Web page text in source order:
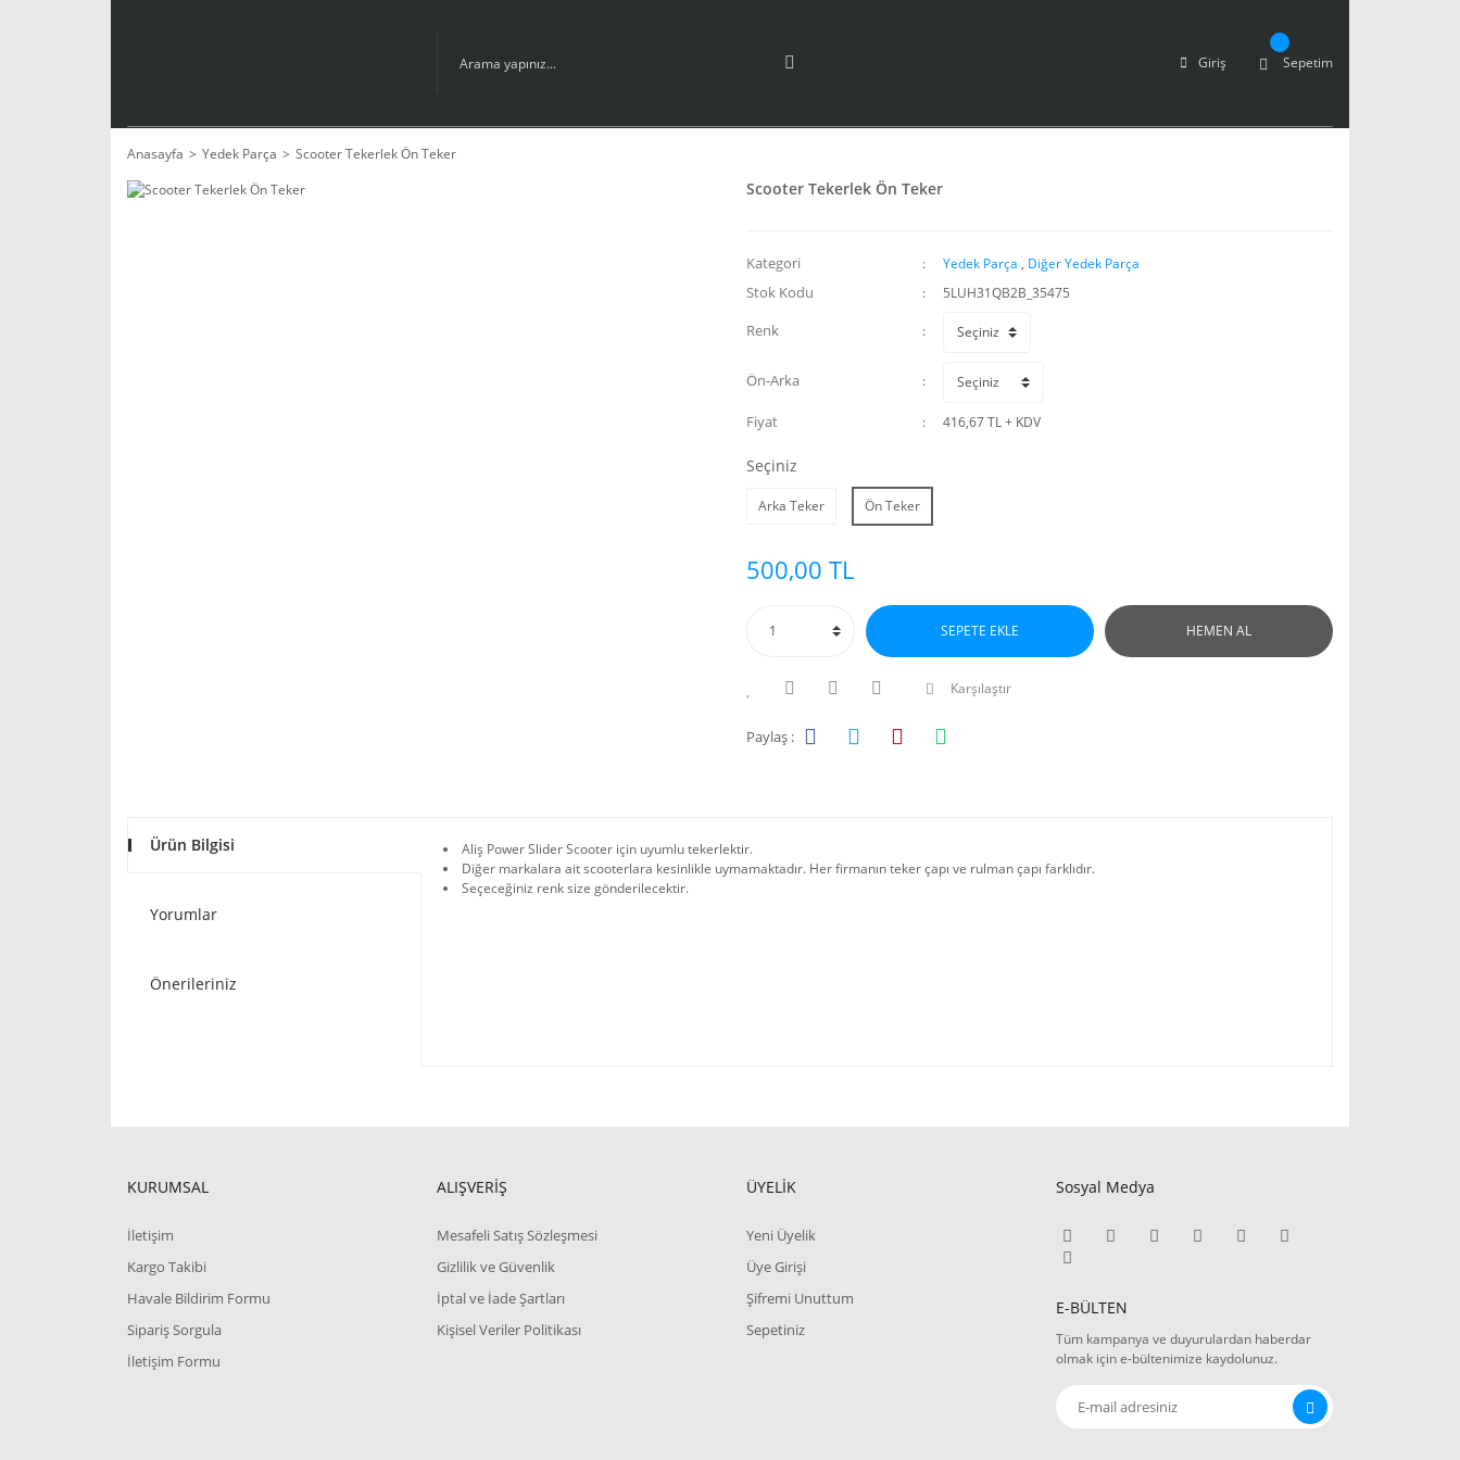
Giriş Sepetim
Anasayfa Yedek Parça Scooter Tekerlek Ön Teker
Scooter Tekerlek Ön Teker
Kategori Yedek Parça , Diğer Yedek Parça
Stok Kodu 5LUH31QB2B_35475
Renk
Ön-Arka
Fiyat 416,67 TL + KDV
Seçiniz
Arka Teker Ön Teker
500,00 TL
SEPETE EKLE HEMEN AL
Karşılaştır
Paylaş :
Ürün Bilgisi
Yorumlar
Önerileriniz
Aliş Power Slider Scooter için uyumlu tekerlektir.
Diğer markalara ait scooterlara kesinlikle uymamaktadır. Her firmanın teker çapı ve rulman çapı farklıdır.
Seçeceğiniz renk size gönderilecektir.
KURUMSAL
İletişim
Kargo Takibi
Havale Bildirim Formu
Sipariş Sorgula
İletişim Formu
ALIŞVERİŞ
Mesafeli Satış Sözleşmesi
Gizlilik ve Güvenlik
İptal ve İade Şartları
Kişisel Veriler Politikası
ÜYELİK
Yeni Üyelik
Üye Girişi
Şifremi Unuttum
Sepetiniz
Sosyal Medya
E-BÜLTEN
Tüm kampanya ve duyurulardan haberdar
olmak için e-bültenimize kaydolunuz.